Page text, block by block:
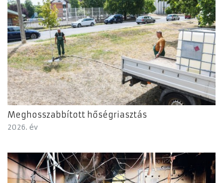
Meghosszabbított hőségriasztás
2026. év